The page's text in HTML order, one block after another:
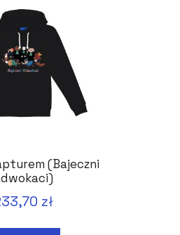
(Bajeczni
zł